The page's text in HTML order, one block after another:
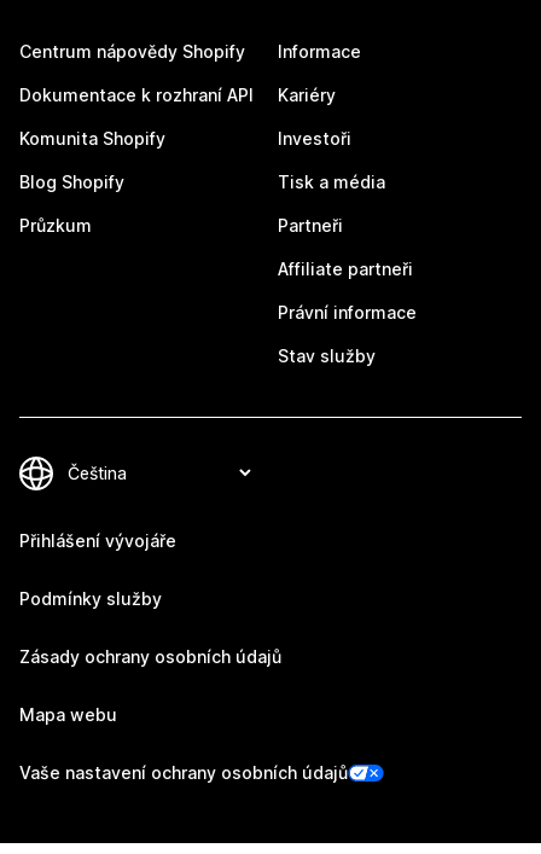
Centrum nápovědy Shopify
Dokumentace k rozhraní API
Komunita Shopify
Blog Shopify
Průzkum
Informace
Kariéry
Investoři
Tisk a média
Partneři
Affiliate partneři
Právní informace
Stav služby
Přihlášení vývojáře
Podmínky služby
Zásady ochrany osobních údajů
Mapa webu
Vaše nastavení ochrany osobních údajů